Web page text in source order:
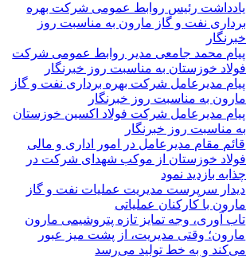
یادداشت رئیس روابط عمومی شرکت بهره
برداری نفت و گاز مارون به مناسبت روز
خبرنگار
پیام محمد جامعی مدیر روابط عمومی شرکت
فولاد خوزستان به مناسبت روز خبرنگار
پیام مدیرعامل شرکت بهره برداری نفت و گاز
مارون به مناسبت روز خبرنگار
پیام مدیرعامل شرکت فولاد اکسین خوزستان
به مناسبت روز خبرنگار
قائم مقام مدیرعامل در امور اداری و مالی
فولاد خوزستان از موکب شهدای شرکت در
چذابه بازدید نمود
دیدار سرپرست مدیریت عملیات نفت و گاز
مارون با کارکنان عملیاتی
تاب آوری، وجه تمایز تازه پتروشیمی مارون
مارون؛ وقتی مدیریت، از پشت میز عبور
می‌کند و به خط تولید می‌رسد